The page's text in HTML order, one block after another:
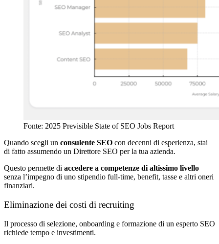
Fonte: 2025 Previsible State of SEO Jobs Report
Quando scegli un consulente SEO con decenni di esperienza, stai
di fatto assumendo un Direttore SEO per la tua azienda.
Questo permette di accedere a competenze di altissimo livello
senza l’impegno di uno stipendio full-time, benefit, tasse e altri oneri
finanziari.
Eliminazione dei costi di recruiting
Il processo di selezione, onboarding e formazione di un esperto SEO
richiede tempo e investimenti.